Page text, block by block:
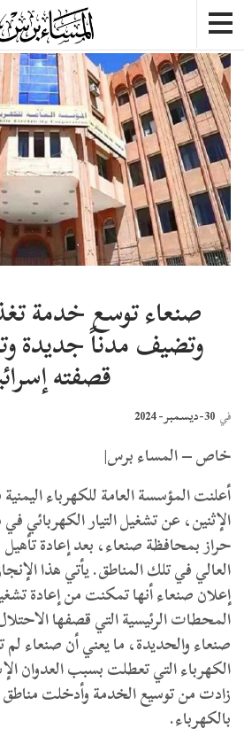
صنعاء توسع خدمة
وتضيف مدناً جديدة
قصفته
في 30-ديسمبر- 2024
خاص – المساء برس|
أعلنت المؤسسة العامة للكهرباء
الإثنين، عن تشغيل التيار الكهربائي
حراز بمحافظة صنعاء، بعد إعادة
العالي في تلك المناطق. يأتي هذا
إعلان صنعاء أنها تمكنت من إعادة
المحطات الرئيسية التي قصفها
صنعاء والحديدة، ما يعني أن صنعاء
الكهرباء التي تعطلت بسبب العدوان
زادت من توسيع الخدمة وأدخلت مناطق
بالكهرباء.